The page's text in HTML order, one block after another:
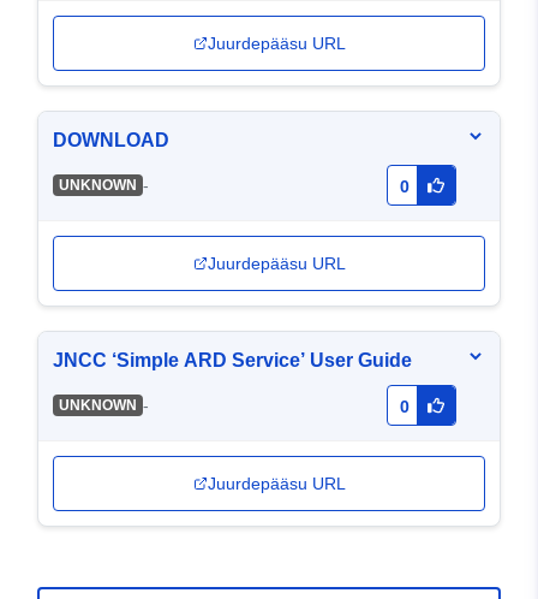
Juurdepääsu URL
DOWNLOAD
UNKNOWN - 0
Juurdepääsu URL
JNCC ‘Simple ARD Service’ User Guide
UNKNOWN - 0
Juurdepääsu URL